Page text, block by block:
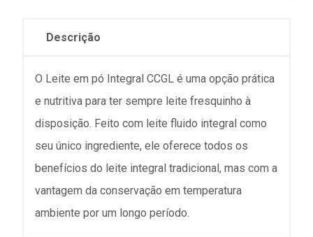
Descrição
O Leite em pó Integral CCGL é uma opção prática
e nutritiva para ter sempre leite fresquinho à
disposição. Feito com leite fluido integral como
seu único ingrediente, ele oferece todos os
benefícios do leite integral tradicional, mas com a
vantagem da conservação em temperatura
ambiente por um longo período.